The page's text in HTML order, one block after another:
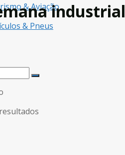
& Aviação
& Pneus
industrial